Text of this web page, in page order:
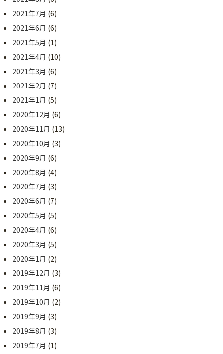
2021年7月 (6)
2021年6月 (6)
2021年5月 (1)
2021年4月 (10)
2021年3月 (6)
2021年2月 (7)
2021年1月 (5)
2020年12月 (6)
2020年11月 (13)
2020年10月 (3)
2020年9月 (6)
2020年8月 (4)
2020年7月 (3)
2020年6月 (7)
2020年5月 (5)
2020年4月 (6)
2020年3月 (5)
2020年1月 (2)
2019年12月 (3)
2019年11月 (6)
2019年10月 (2)
2019年9月 (3)
2019年8月 (3)
2019年7月 (1)